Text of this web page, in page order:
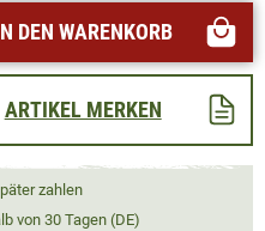
gewünschten
DEN WARENKORB
ARTIKEL MERKEN
zahlen
von 30 Tagen (DE)